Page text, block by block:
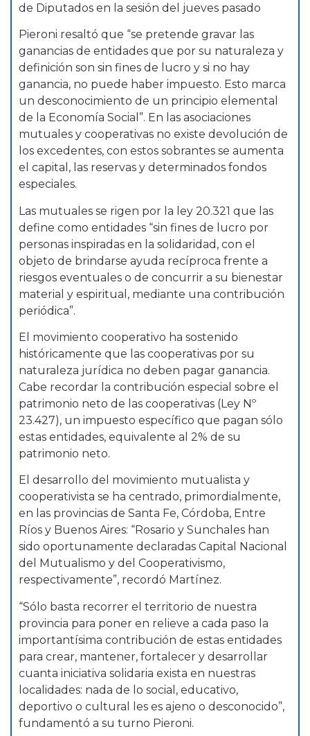
de Diputados en la sesión del jueves pasado
Pieroni resaltó que “se pretende gravar las
ganancias de entidades que por su naturaleza y
definición son sin fines de lucro y si no hay
ganancia, no puede haber impuesto. Esto marca
un desconocimiento de un principio elemental
de la Economía Social”. En las asociaciones
mutuales y cooperativas no existe devolución de
los excedentes, con estos sobrantes se aumenta
el capital, las reservas y determinados fondos
especiales.
Las mutuales se rigen por la ley 20.321 que las
define como entidades “sin fines de lucro por
personas inspiradas en la solidaridad, con el
objeto de brindarse ayuda recíproca frente a
riesgos eventuales o de concurrir a su bienestar
material y espiritual, mediante una contribución
periódica”.
El movimiento cooperativo ha sostenido
históricamente que las cooperativas por su
naturaleza jurídica no deben pagar ganancia.
Cabe recordar la contribución especial sobre el
patrimonio neto de las cooperativas (Ley Nº
23.427), un impuesto específico que pagan sólo
estas entidades, equivalente al 2% de su
patrimonio neto.
El desarrollo del movimiento mutualista y
cooperativista se ha centrado, primordialmente,
en las provincias de Santa Fe, Córdoba, Entre
Ríos y Buenos Aires: “Rosario y Sunchales han
sido oportunamente declaradas Capital Nacional
del Mutualismo y del Cooperativismo,
respectivamente”, recordó Martínez.
“Sólo basta recorrer el territorio de nuestra
provincia para poner en relieve a cada paso la
importantísima contribución de estas entidades
para crear, mantener, fortalecer y desarrollar
cuanta iniciativa solidaria exista en nuestras
localidades: nada de lo social, educativo,
deportivo o cultural les es ajeno o desconocido”,
fundamentó a su turno Pieroni.